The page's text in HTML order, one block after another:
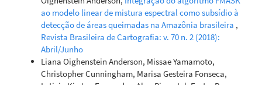
ao modelo linear de mistura espectral como subsídio à
detecção de áreas queimadas na Amazônia brasileira ,
Revista Brasileira de Cartografia: v. 70 n. 2 (2018):
Abril/Junho
Liana Oighenstein Anderson, Missae Yamamoto,
Christopher Cunningham, Marisa Gesteira Fonseca,